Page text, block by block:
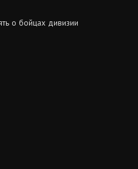
о бойцах дивизии